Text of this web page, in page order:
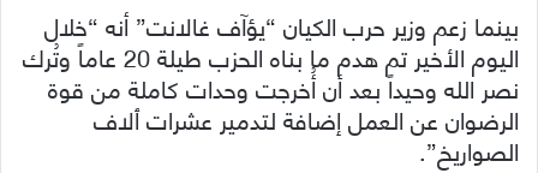
بينما زعم وزير حرب الكيان “يؤآف غالانت” أنه “خلال
اليوم الأخير تم هدم ما بناه الحزب طيلة 20 عاماً وتُرك
نصر الله وحيداً بعد أن أُخرجت وحدات كاملة من قوة
الرضوان عن العمل إضافة لتدمير عشرات ٱلاف
الصواريخ”.